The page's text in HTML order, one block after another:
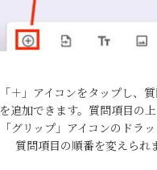
「＋」アイコンをタップし、
を追加できます。質問項目の
「グリップ」アイコンのドラッ
質問項目の順番を変えられ